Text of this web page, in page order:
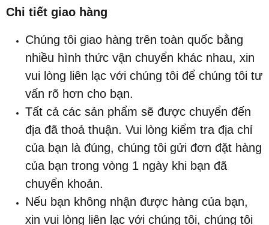
Chi tiết giao hàng
Chúng tôi giao hàng trên toàn quốc bằng
nhiều hình thức vận chuyển khác nhau, xin
vui lòng liên lạc với chúng tôi để chúng tôi tư
vấn rõ hơn cho bạn.
Tất cả các sản phẩm sẽ được chuyển đến
địa đã thoả thuận. Vui lòng kiểm tra địa chỉ
của bạn là đúng, chúng tôi gửi đơn đặt hàng
của bạn trong vòng 1 ngày khi bạn đã
chuyển khoản.
Nếu bạn không nhận được hàng của bạn,
xin vui lòng liên lạc với chúng tôi, chúng tôi